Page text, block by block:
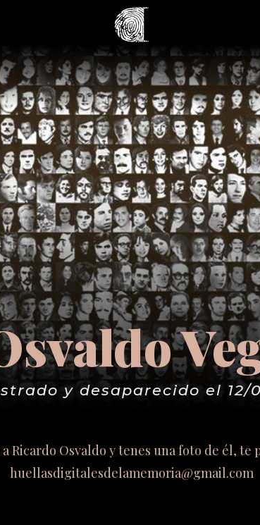
y desaparecido el 12/
Ricardo Osvaldo y tenes una foto de él, te
huellasdigitalesdelamemoria@gmail.com